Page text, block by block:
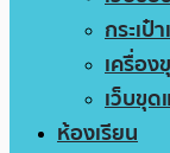
กระเป๋
เครื่อง
เว็บขุ
ห้องเรียน